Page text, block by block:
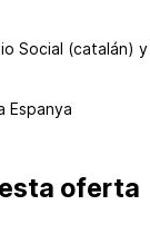
Social (catalán)
Espanya
oferta